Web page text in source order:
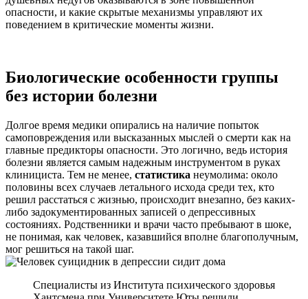
опасности, и какие скрытые механизмы управляют их
поведением в критические моменты жизни.
Биологические особенности группы
без истории болезни
Долгое время медики опирались на наличие попыток
самоповреждения или высказанных мыслей о смерти как на
главные предикторы опасности. Это логично, ведь история
болезни является самым надежным инструментом в руках
клинициста. Тем не менее, статистика неумолима: около
половины всех случаев летального исхода среди тех, кто
решил расстаться с жизнью, происходит внезапно, без каких-
либо задокументированных записей о депрессивных
состояниях. Родственники и врачи часто пребывают в шоке,
не понимая, как человек, казавшийся вполне благополучным,
мог решиться на такой шаг.
Специалисты из Института психического здоровья